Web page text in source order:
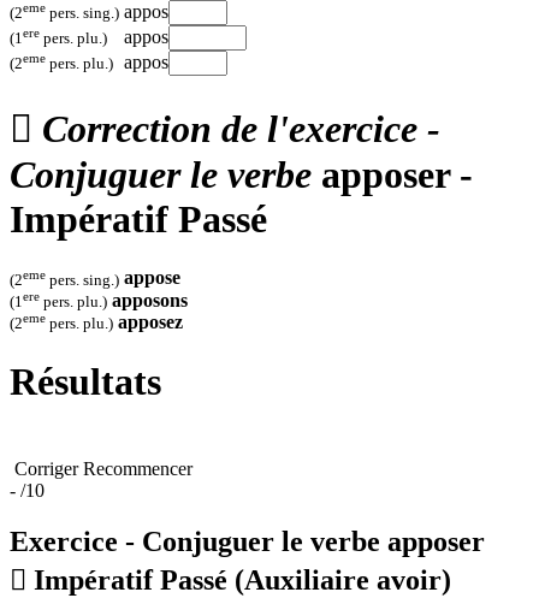
(2eme pers. sing.) appos
(1ere pers. plu.) appos
(2eme pers. plu.) appos
 Correction de l'exercice -
Conjuguer le verbe apposer -
Impératif Passé
(2eme pers. sing.) appose
(1ere pers. plu.) apposons
(2eme pers. plu.) apposez
Résultats
CorrigerRecommencer
- /10
Exercice - Conjuguer le verbe apposer
 Impératif Passé (Auxiliaire avoir)